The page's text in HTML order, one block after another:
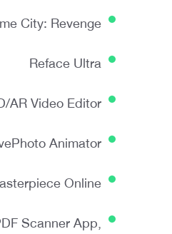
City: Revenge
Reface Ultra
AR Video Editor
Animator
Online
Scanner App,